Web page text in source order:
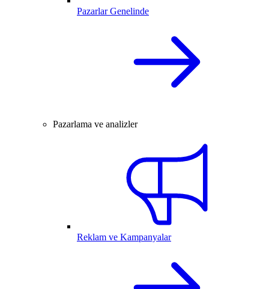
Pazarlar Genelinde
Pazarlama ve analizler
Reklam ve Kampanyalar